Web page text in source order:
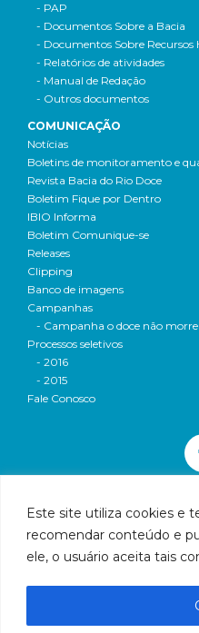
Este site utiliza cookies e
recomendar conteúdo e
ele, o usuário aceita tais
- PAP
- Documentos Sobre a Bacia
- Documentos Sobre Recursos
- Relatórios de atividades
- Manual de Redação
- Outros documentos
COMUNICAÇÃO
Notícias
Boletins de monitoramento e
Revista Bacia do Rio Doce
Boletim Fique por Dentro
IBIO Informa
Boletim Comunique-se
Releases
Clipping
Banco de imagens
Campanhas
- Campanha o doce não
Processos seletivos
- 2016
- 2015
Fale Conosco
© 2016